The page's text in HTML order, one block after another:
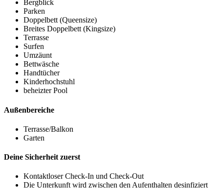
Bergblick
Parken
Doppelbett (Queensize)
Breites Doppelbett (Kingsize)
Terrasse
Surfen
Umzäunt
Bettwäsche
Handtücher
Kinderhochstuhl
beheizter Pool
Außenbereiche
Terrasse/Balkon
Garten
Deine Sicherheit zuerst
Kontaktloser Check-In und Check-Out
Die Unterkunft wird zwischen den Aufenthalten desinfiziert